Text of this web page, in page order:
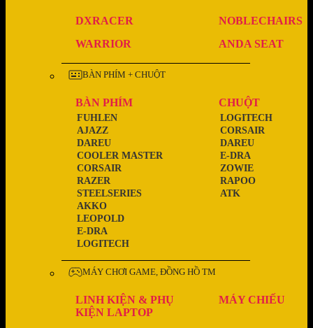
DXRACER
NOBLECHAIRS
WARRIOR
ANDA SEAT
BÀN PHÍM + CHUỘT
BÀN PHÍM
LOGITECH
E-DRA
LEOPOLD
AKKO
STEELSERIES
RAZER
CORSAIR
COOLER MASTER
DAREU
AJAZZ
FUHLEN
CHUỘT
ATK
RAPOO
ZOWIE
E-DRA
DAREU
CORSAIR
LOGITECH
MÁY CHƠI GAME, ĐỒNG HỒ TM
LINH KIỆN & PHỤ
KIỆN LAPTOP
MÁY CHIẾU